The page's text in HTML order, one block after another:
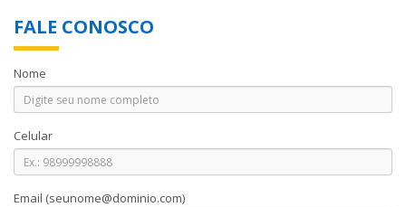
FALE CONOSCO
Nome
Celular
Email (seunome@dominio.com)